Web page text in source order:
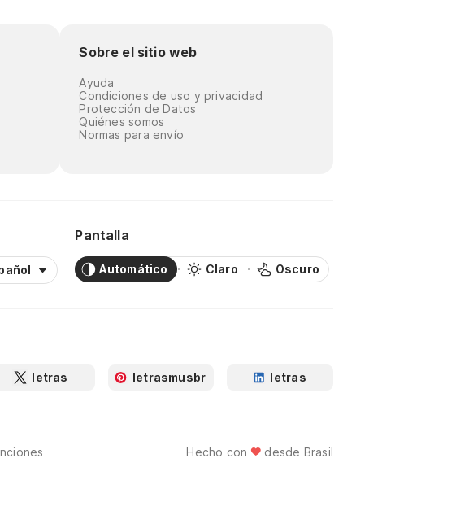
Sobre el sitio web
Ayuda
Condiciones de uso y privacidad
Protección de Datos
Quiénes somos
Normas para envío
Pantalla
Automático Claro Oscuro
letras letrasmusbr letras
Hecho con desde Brasil